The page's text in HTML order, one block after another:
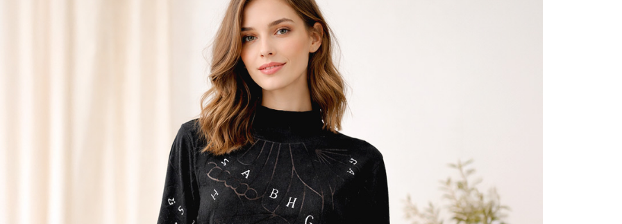
絡購買商品的店家。未經商家同意取消之訂單仍視為有效，需透過AFTEE
先享後付繳納相關費用。
※ 交易是否成功請以「AFTEE先享後付 」之結帳頁面顯示為準，若有關於
是否繳費成功／繳費後需取消欲退款等相關疑問，請聯繫「AFTEE先享後
付客戶支援中心」https://netprotections.freshdesk.com/support/home
【注意事項】
１．透過由恩沛科技股份有限公司提供之「AFTEE先享後付」服務完成之
交易，需依本服務之必要範圍內提供個人資料，並將交易相關給付款項請
求債權轉讓予恩沛科技股份有限公司。
２．關於個人資料處理事宜，請瀏覽以下網址：
https://aftee.tw/terms/#terms3
３．未成年的使用者請事先徵得法定代理人或監護人之同意方可使用
「AFTEE先享後付」，若未經同意申辦者引起之損失，本公司不負相關責
任。
４．使用「AFTEE先享後付」時，將依據個別帳號之用戶狀況，依本公司
即時審查核予不同之上限額度；若仍有額度不足之情形，本公司將視審查
結果請求用戶進行身份認證。
7-11取貨付款
每筆NT$80，滿NT$1,000(含以上)免運費
付款後7-11取貨
每筆NT$80，滿NT$1,000(含以上)免運費
宅配
每筆NT$100，滿NT$1,000(含以上)免運費
貨到付款
每筆NT$80